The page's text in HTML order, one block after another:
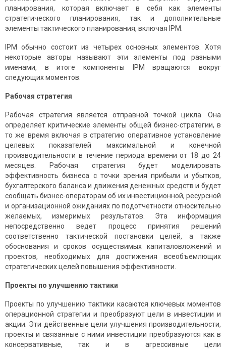
планирования, которая включает в себя как элементы
стратегического планирования, так и дополнительные
элементы тактического планирования, включая IPM.
IPM обычно состоит из четырех основных элементов. Хотя
некоторые авторы называют эти элементы под разными
именами, в итоге компоненты IPM вращаются вокруг
следующих моментов.
Рабочая стратегия
Рабочая стратегия является отправной точкой цикла. Она
определяет критические элементы общей бизнес-стратегии, в
то же время включая в стратегию оперативное установление
целевых показателей максимальной и конечной
производительности в течение периода времени от 18 до 24
месяцев. Рабочая стратегия будет моделировать
эффективность бизнеса с точки зрения прибыли и убытков,
бухгалтерского баланса и движения денежных средств и будет
сообщать бизнес-операторам об их инвестиционной, ресурсной
и организационной ожиданиях по подотчетности относительно
желаемых, измеримых результатов. Эта информация
непосредственно ведет процесс принятия решений
соответственно тактической постановки целей, а также
обоснования и сроков осуществимых капиталовложений и
проектов, необходимых для достижения всеобъемлющих
стратегических целей повышения эффективности.
Проекты по улучшению тактики
Проекты по улучшению тактики касаются ключевых моментов
операционной стратегии и преобразуют цели в инвестиции и
акции. Эти действенные цели улучшения производительности,
проекты и связанные с ними инвестиции преобразуются как в
консервативные, так и в агрессивные цели